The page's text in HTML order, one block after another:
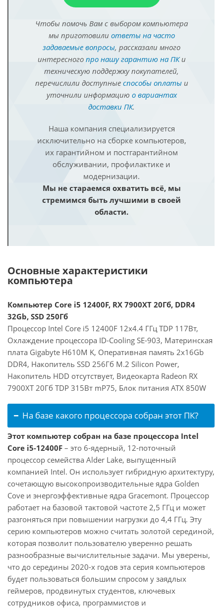
Чтобы помочь Вам с выбором компьютера
мы приготовили ответы на часто
задаваемые вопросы, рассказали много
интересного про нашу гарантию на ПКи
техническую поддержку покупателей,
перечислили доступные способы оплатыи
уточнили информацию о вариантах
доставки ПК.
Наша компания специализируется
исключительно на сборке компьютеров,
их гарантийном и постгарантийном
обслуживании, профилактике и
модернизации.
Мы не стараемся охватить всё, мы
стремимся быть лучшими в своей
области.
Основные характеристики
компьютера
Компьютер Core i5 12400F, RX 7900XT 20Гб, DDR4
32Gb, SSD 250Гб
Процессор Intel Core i5 12400F 12x4.4 ГГц TDP 117Вт,
Охлаждение процессора ID-Cooling SE-903, Материнская
плата Gigabyte H610M K, Оперативная память 2x16Gb
DDR4, Накопитель SSD 256Гб M.2 Silicon Power,
Накопитель HDD отсутствует, Видеокарта Radeon RX
7900XT 20Гб TDP 315Вт mP75, Блок питания ATX 850W
На базе какого процессора собран этот ПК?
Этот компьютер собран на базе процессора Intel
Core i5-12400F – это 6-ядерный, 12-поточный
процессор семейства Alder Lake, выпущенный
компанией Intel. Он использует гибридную архитектуру,
сочетающую высокопроизводительные ядра Golden
Cove и энергоэффективные ядра Gracemont. Процессор
работает на базовой тактовой частоте 2,5 ГГц и может
разгоняться при повышении нагрузки до 4,4 ГГц. Эту
серию компьютеров можно считать золотой серединой,
которая позволит пользователю уверенно решать
разнообразные вычислительные задачи. Мы уверены,
что до середины 2020-х годов эта серия компьютеров
будет пользоваться большим спросом у заядлых
геймеров, продвинутых студентов, ключевых
сотрудников офиса, программистов и